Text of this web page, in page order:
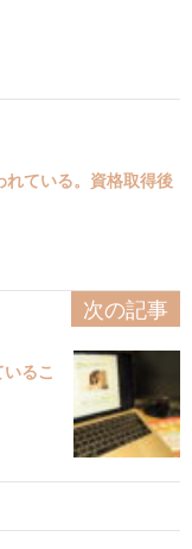
れている。資格取得後
次の記事
るこ